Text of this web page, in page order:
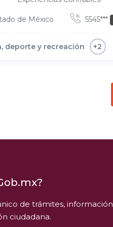
de México 5545***
deporte y recreación +2
de trámites, información
ciudadana.